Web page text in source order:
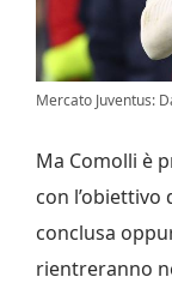
Mercato Juventus:
Ma Comolli è
con
conclusa
rientreranno